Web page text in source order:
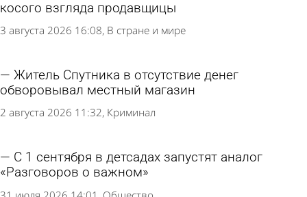
косого взгляда продавщицы
3 августа 2026 16:08 В стране и мире
Житель Спутника в отсутствие денег
обворовывал местный магазин
2 августа 2026 11:32 Криминал
С 1 сентября в детсадах запустят аналог
«Разговоров о важном»